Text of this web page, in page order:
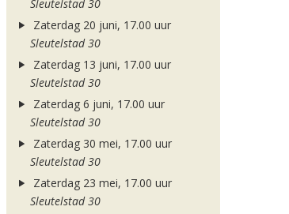
Sleutelstad 30
Zaterdag 20 juni, 17.00 uur
Sleutelstad 30
Zaterdag 13 juni, 17.00 uur
Sleutelstad 30
Zaterdag 6 juni, 17.00 uur
Sleutelstad 30
Zaterdag 30 mei, 17.00 uur
Sleutelstad 30
Zaterdag 23 mei, 17.00 uur
Sleutelstad 30